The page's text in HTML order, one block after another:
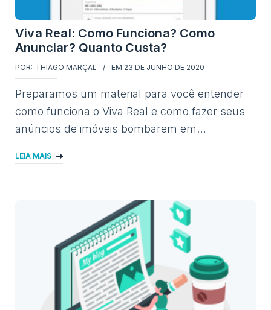
Viva Real: Como Funciona? Como
Anunciar? Quanto Custa?
POR: THIAGO MARÇAL EM 23 DE JUNHO DE 2020
Preparamos um material para você entender
como funciona o Viva Real e como fazer seus
anúncios de imóveis bombarem em…
LEIA MAIS